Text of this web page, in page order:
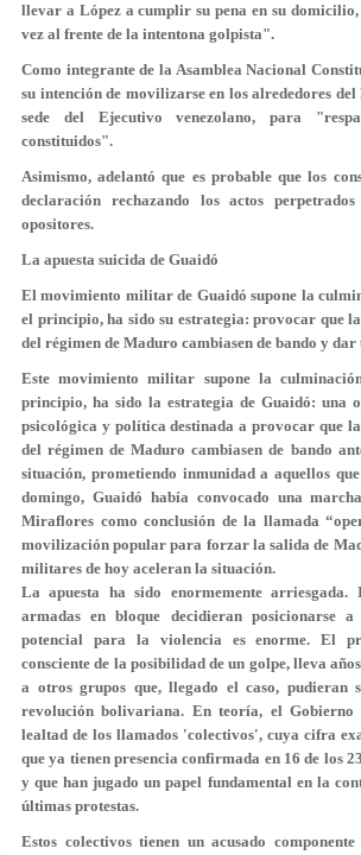
llevar a López a cumplir su pena en su
vez al frente de la intentona golpista".
Como integrante de la Asamblea Nacional
su intención de movilizarse en los alrededores
sede del Ejecutivo venezolano, para
constituidos".
Asimismo, adelantó que es probable que los
declaración rechazando los actos
opositores.
La apuesta suicida de Guaidó
El movimiento militar de Guaidó supone la
el principio, ha sido su estrategia: provocar que
del régimen de Maduro cambiasen de bando y dar
Este movimiento militar supone la
principio, ha sido la estrategia de Guaidó: una
psicológica y política destinada a provocar que
del régimen de Maduro cambiasen de bando
situación, prometiendo inmunidad a aquellos
domingo, Guaidó había convocado una
Miraflores como conclusión de la llamada
movilización popular para forzar la salida de
militares de hoy aceleran la situación.
La apuesta ha sido enormemente arriesgada.
armadas en bloque decidieran posicionarse
potencial para la violencia es enorme. El
consciente de la posibilidad de un golpe, lleva
a otros grupos que, llegado el caso, pudieran
revolución bolivariana. En teoría, el
lealtad de los llamados 'colectivos', cuya cifra
que ya tienen presencia confirmada en 16 de los
y que han jugadoun papel fundamental en la
últimas protestas.
Estos colectivos tienen un acusado